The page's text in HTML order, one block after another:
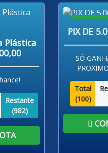
Plástica
Restante
(982)
PIX DE
SÓ
Total
(100)